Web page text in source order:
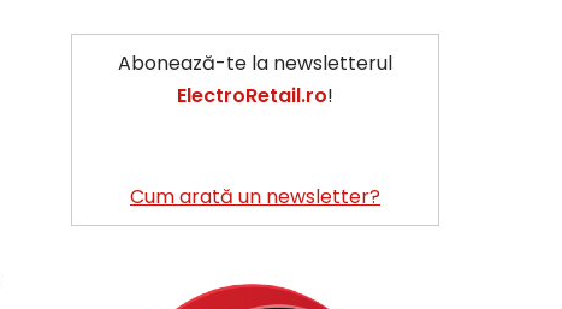
Abonează-te la newsletterul
ElectroRetail.ro!
Cum arată un newsletter?